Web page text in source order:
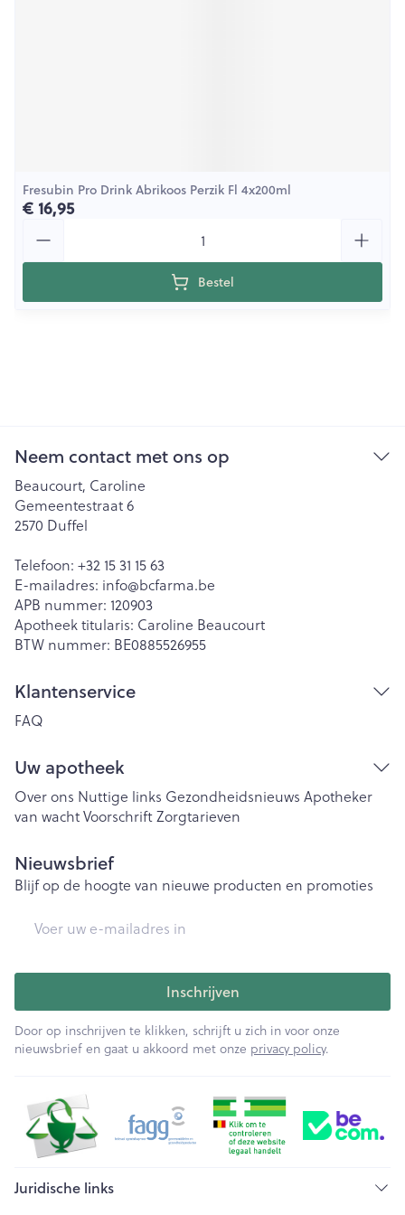
Fresubin Pro Drink Abrikoos Perzik Fl 4x200ml
€ 16,95
Bestel
Neem contact met ons op
Beaucourt, Caroline
Gemeentestraat 6
2570 Duffel
Telefoon: +32 15 31 15 63
E-mailadres: info@bcfarma.be
APB nummer: 120903
Apotheek titularis: Caroline Beaucourt
BTW nummer: BE0885526955
Klantenservice
FAQ
Uw apotheek
Over ons Nuttige links Gezondheidsnieuws Apotheker
van wachtVoorschriftZorgtarieven
Nieuwsbrief
Blijf op de hoogte van nieuwe producten en promoties
Inschrijven
Door op inschrijven te klikken, schrijft u zich in voor onze
nieuwsbrief en gaat u akkoord met onze privacy policy.
Juridische links